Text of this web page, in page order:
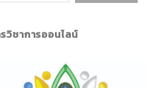
วิชาการออนไลน์